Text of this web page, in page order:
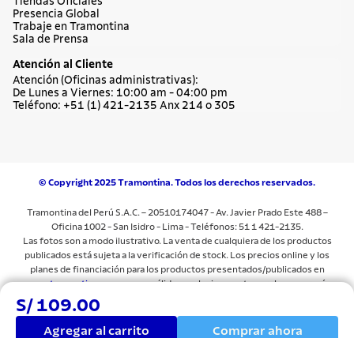
S/ 109.00
Agregar al carrito Comprar ahora
Presencia Global
Trabaje en Tramontina
Sala de Prensa
Atención al Cliente
Atención (Oficinas administrativas):
De Lunes a Viernes: 10:00 am - 04:00 pm
Teléfono: +51 (1) 421-2135 Anx 214 o 305
© Copyright 2025 Tramontina. Todos los derechos reservados.
Tramontina del Perú S.A.C. – 20510174047 - Av. Javier Prado Este 488 –
Oficina 1002 - San Isidro - Lima - Teléfonos: 51 1 421-2135.
Las fotos son a modo ilustrativo. La venta de cualquiera de los productos
publicados está sujeta a la verificación de stock. Los precios online y los
planes de financiación para los productos presentados/publicados en
www.tramontina.com.peson válidos exclusivamente para la compra vía
internet en las páginas antes mencionadas. Las especificaciones técnicas y
descripciones están sujetas a cambios sin previo aviso.Todos los precios y
términos comerciales están sujetos a cambios sin previo aviso. Las